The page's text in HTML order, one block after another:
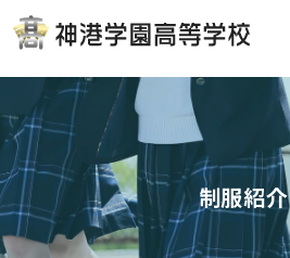
制服紹介